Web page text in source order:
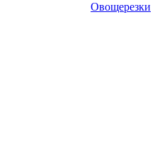
Овощерезки